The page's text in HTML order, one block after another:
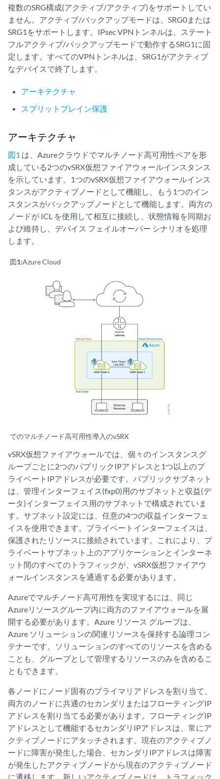
複数のSRG構成(アクティブ/アクティブ)をサポートしてい
ません。アクティブ/バックアップモードは、SRG0または
SRG1をサポートします。IPsec VPNトンネルは、ステート
フルアクティブ/バックアップモードで動作するSRG1に固
定します。すべてのVPNトンネルは、SRG1がアクティブ
なデバイスで終了します。
アーキテクチャ
スプリットブレイン保護
アーキテクチャ
図1 は、Azureクラウドでマルチノード高可用性ペアを形
成している2つのvSRX仮想ファイアウォールインスタンス
を示しています。1つのvSRX仮想ファイアウォールインス
タンスがアクティブノードとして機能し、もう1つのイン
スタンスがバックアップノードとして機能します。両方の
ノードが ICL を使用して相互に接続し、状態情報を同期お
よび維持し、デバイス フェイルオーバー シナリオを処理
します。
図1:Azure Cloud
でのマルチノード高可用性導入のvSRX
vSRX仮想ファイアウォールでは、個々のインスタンスグ
ループごとに2つのパブリックIPアドレスと1つ以上のプ
ライベートIPアドレスが必要です。パブリックサブネット
は、管理インターフェイス(fxp0)用のサブネットと収益(デ
ータ)インターフェイス用のサブネットで構成されていま
す。サブネット設定には、任意の4つの収益インターフェ
イスを使用できます。プライベートインターフェイスは、
保護されたリソースに接続されています。これにより、プ
ライベートサブネット上のアプリケーションとインターネ
ット間のすべてのトラフィックが、vSRX仮想ファイアウ
ォールインスタンスを通過する必要があります。
Azureでマルチノード高可用性を実現するには、同じ
Azureリソースグループ内に両方のファイアウォールを展
開する必要があります。Azure リソース グループは、
Azure ソリューションの関連リソースを保持する論理コン
テナーです。ソリューションのすべてのリソースを含める
ことも、グループとして管理するリソースのみを含めるこ
ともできます。
各ノードにノード固有のプライマリアドレスを割り当て、
両方のノードに共通のセカンダリまたはフローティングIP
アドレスを割り当てる必要があります。フローティングIP
アドレスとして機能するセカンダリIPアドレスは、常にア
クティブノードにアタッチされます。現在のアクティブノ
ードに障害が発生した場合、セカンダリIPアドレスは障害
が発生したアクティブノードから現在のアクティブノード
に遷移します。新しいアクティブノードは、トラフィック